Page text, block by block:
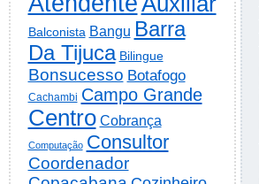
Balconista Bangu Barra
Da Tijuca Bilingue
Bonsucesso Botafogo
Cachambi Campo Grande
Centro Cobrança
Computação Consultor
Coordenador